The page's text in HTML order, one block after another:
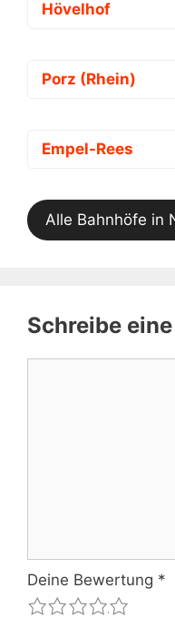
Hövelhof
Porz (Rhein)
Empel-Rees
Alle Bahnhöfe in
Schreibe
Deine Bewertung *
4
3
2
1